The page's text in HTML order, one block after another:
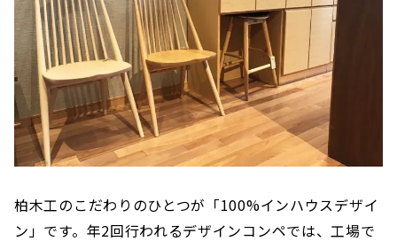
柏木工のこだわりのひとつが「100%インハウスデザイ
ン」です。年2回行われるデザインコンペでは、工場で